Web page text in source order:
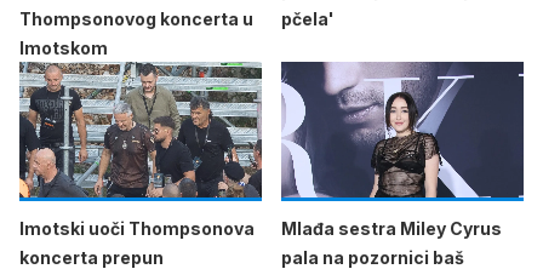
Thompsonovog koncerta u
Imotskom
pčela'
Imotski uoči Thompsonova
koncerta prepun
Mlađa sestra Miley Cyrus
pala na pozornici baš